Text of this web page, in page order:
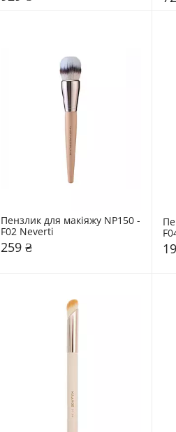
Пензлик для макіяжу NP150 -
F02 Neverti
259 ₴